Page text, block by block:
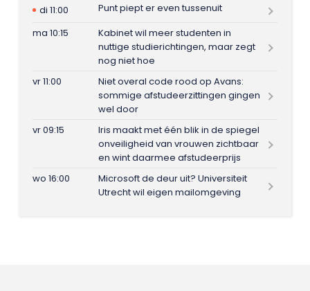
di 11:00
Punt piept er even tussenuit
ma 10:15
Kabinet wil meer studenten in
nuttige studierichtingen, maar zegt
nog niet hoe
vr 11:00
Niet overal code rood op Avans:
sommige afstudeerzittingen gingen
wel door
vr 09:15
Iris maakt met één blik in de spiegel
onveiligheid van vrouwen zichtbaar
en wint daarmee afstudeerprijs
wo 16:00
Microsoft de deur uit? Universiteit
Utrecht wil eigen mailomgeving